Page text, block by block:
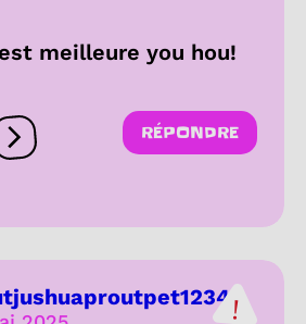
meilleure you hou!
Ouvrir les réactions
RÉPONDRE